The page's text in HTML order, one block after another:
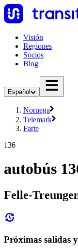
Visión
Regiones
Socios
Blog
Español
Noruega
Telemark
Farte
136
autobús
Felle-
Próximas salidas